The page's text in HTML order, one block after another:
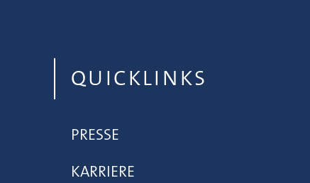
QUICKLINKS
PRESSE
KARRIERE